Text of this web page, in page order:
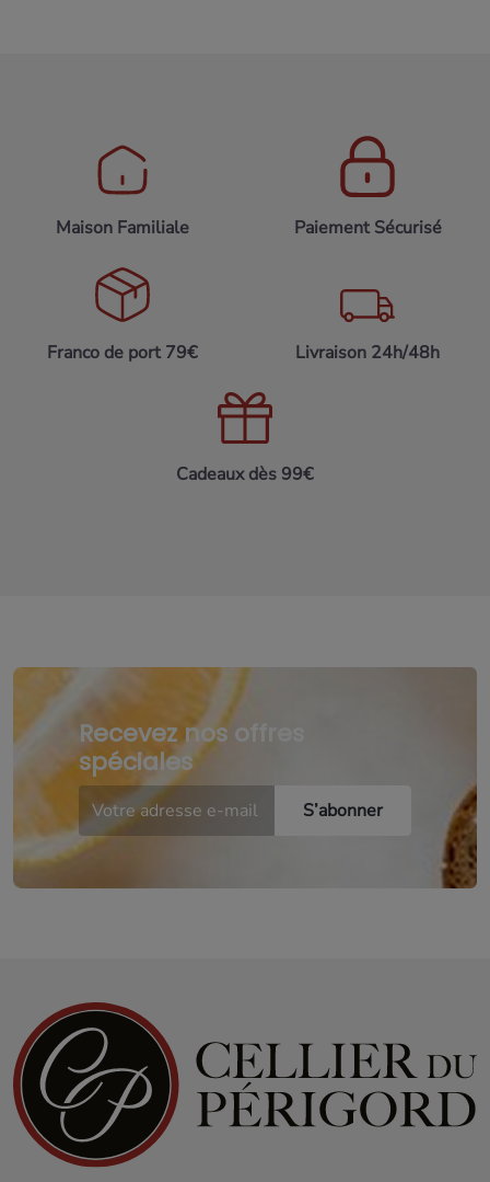
Maison Familiale Paiement Sécurisé
Franco de port 79€ Livraison 24h/48h
Cadeaux dès 99€
Recevez nos offres
spéciales